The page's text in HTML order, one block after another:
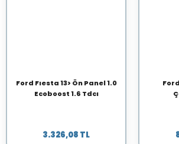
Ford Fıesta 13> Ön Panel 1.0
Ecoboost 1.6 Tdcı
3.326,08 TL